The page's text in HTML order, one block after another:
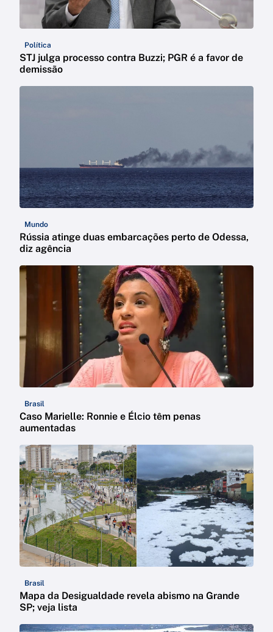
Política
STJ julga processo contra Buzzi; PGR é a favor de
demissão
Mundo
Rússia atinge duas embarcações perto de Odessa,
diz agência
Brasil
Caso Marielle: Ronnie e Élcio têm penas
aumentadas
Brasil
Mapa da Desigualdade revela abismo na Grande
SP; veja lista